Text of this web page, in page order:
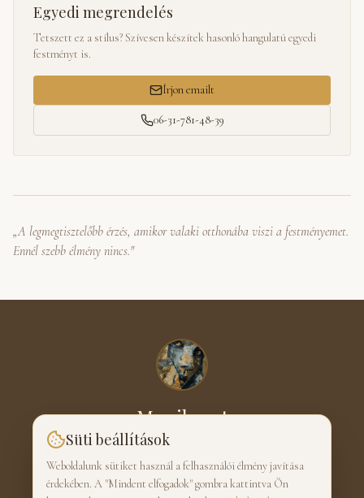
Egyedi megrendelés
Tetszett ez a stílus? Szívesen készítek hasonló hangulatú egyedi
festményt is.
Írjon emailt
06-31-781-48-39
„A legmegtisztelőbb érzés, amikor valaki otthonába viszi a festményemet.
Ennél szebb élmény nincs."
Monik-art
SCHMIDT MÓNIKA · FESTŐ
Süti beállítások
Weboldalunk sütiket használ a felhasználói élmény javítása
érdekében. A "Mindent elfogadok" gombra kattintva Ön